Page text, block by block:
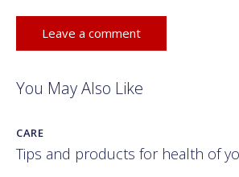
You May Also Like
CARE
Tips and products for health of